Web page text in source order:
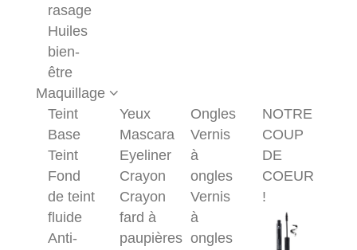
rasage
Huiles
bien-
être
Maquillage
Teint
Base
Teint
Fond
de teint
fluide
Anti-
Yeux
Mascara
Eyeliner
Crayon
Crayon
fard à
paupières
Ongles
Vernis
à
ongles
Vernis
à
ongles
NOTRE
COUP
DE
COEUR
!